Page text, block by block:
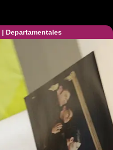
| Departamentales